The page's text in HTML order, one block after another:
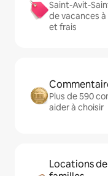
Saint-Avit-
de vacances
et frais
Plus de 590
aider à choisir
Locations